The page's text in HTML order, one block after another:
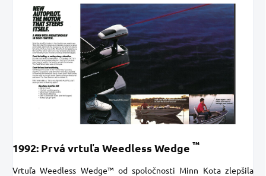
1992: Prvá vrtuľa Weedless Wedge ™
Vrtuľa Weedless Wedge™ od spoločnosti Minn Kota zlepšila